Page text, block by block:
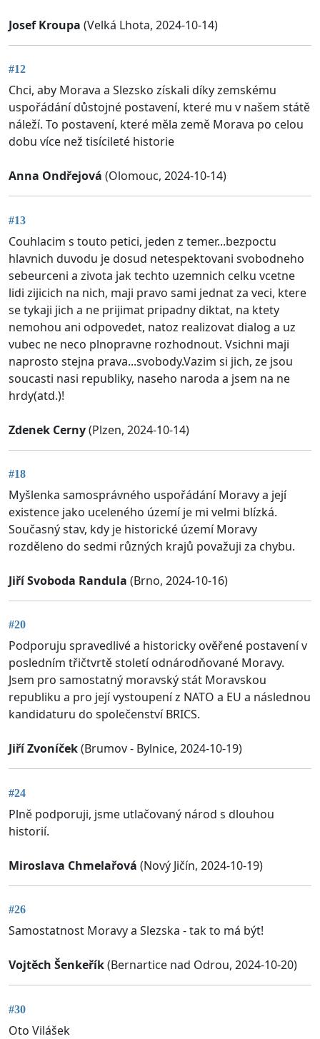
Josef Kroupa (Velká Lhota, 2024-10-14)
#12
Chci, aby Morava a Slezsko získali díky zemskému
uspořádání důstojné postavení, které mu v našem státě
náleží. To postavení, které měla země Morava po celou
dobu více než tisícileté historie
Anna Ondřejová (Olomouc, 2024-10-14)
#13
Couhlacim s touto petici, jeden z temer...bezpoctu
hlavnich duvodu je dosud netespektovani svobodneho
sebeurceni a zivota jak techto uzemnich celku vcetne
lidi zijicich na nich, maji pravo sami jednat za veci, ktere
se tykaji jich a ne prijimat pripadny diktat, na ktety
nemohou ani odpovedet, natoz realizovat dialog a uz
vubec ne neco plnopravne rozhodnout. Vsichni maji
naprosto stejna prava...svobody.Vazim si jich, ze jsou
soucasti nasi republiky, naseho naroda a jsem na ne
hrdy(atd.)!
Zdenek Cerny(Plzen, 2024-10-14)
#18
Myšlenka samosprávného uspořádání Moravy a její
existence jako uceleného území je mi velmi blízká.
Současný stav, kdy je historické území Moravy
rozděleno do sedmi různých krajů považuji za chybu.
Jiří Svoboda Randula (Brno, 2024-10-16)
#20
Podporuju spravedlivé a historicky ověřené postavení v
posledním třičtvrtě století odnárodňované Moravy.
Jsem pro samostatný moravský stát Moravskou
republiku a pro její vystoupení z NATO a EU a následnou
kandidaturu do společenství BRICS.
Jiří Zvoníček(Brumov - Bylnice, 2024-10-19)
#24
Plně podporuji, jsme utlačovaný národ s dlouhou
historií.
Miroslava Chmelařová (Nový Jičín, 2024-10-19)
#26
Samostatnost Moravy a Slezska - tak to má být!
Vojtěch Šenkeřík(Bernartice nad Odrou, 2024-10-20)
#30
Oto Vilášek